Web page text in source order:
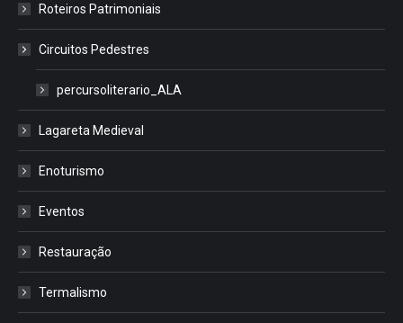
Roteiros Patrimoniais
Circuitos Pedestres
percursoliterario_ALA
Lagareta Medieval
Enoturismo
Eventos
Restauração
Termalismo